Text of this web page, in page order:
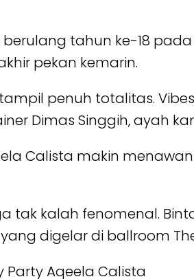
tahun ke-18
pekan kemarin.
penuh totalitas.
Dimas Singgih, ayah
Calista makin
tak kalah fenomenal.
digelar di ballroom